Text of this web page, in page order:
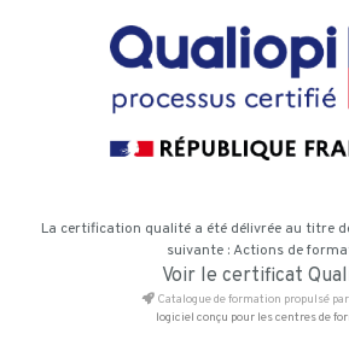
La certification qualité a été délivrée au titre
suivante : Actions de
Voir le certificat
Catalogue de formation propulsé
logiciel conçu pour les centres de